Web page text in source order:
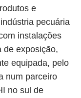
e
pecuária
instalações
de exposição,
equipada, pelo
num parceiro
no sul de